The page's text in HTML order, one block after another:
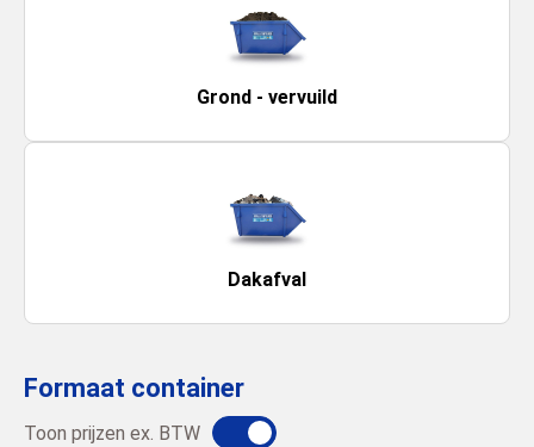
Grond - vervuild
Dakafval
Formaat container
Toon prijzen ex. BTW